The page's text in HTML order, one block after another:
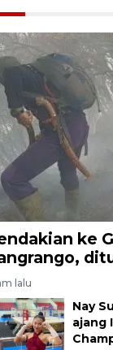
ke
lalu
Nay
ajang